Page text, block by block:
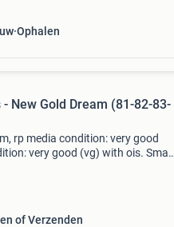
Ophalen
New Gold Dream (81-82-83-
rp media condition: very good
very good (vg) with ois. Small
of Verzenden